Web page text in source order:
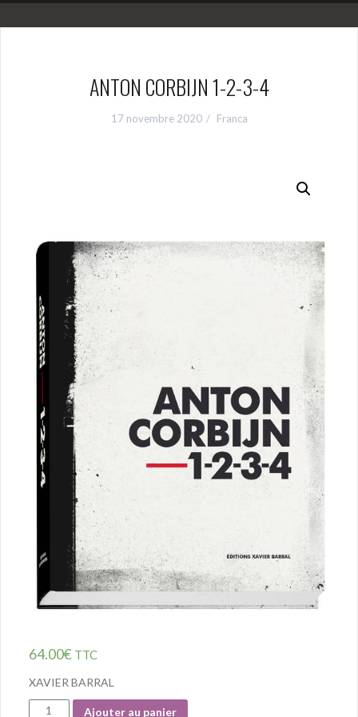
ANTON CORBIJN 1-2-3-4
17 novembre 2020 Franca
64.00€ TTC
XAVIER BARRAL
Quantité
Ajouter au panier